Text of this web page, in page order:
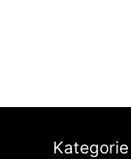
Kategorie